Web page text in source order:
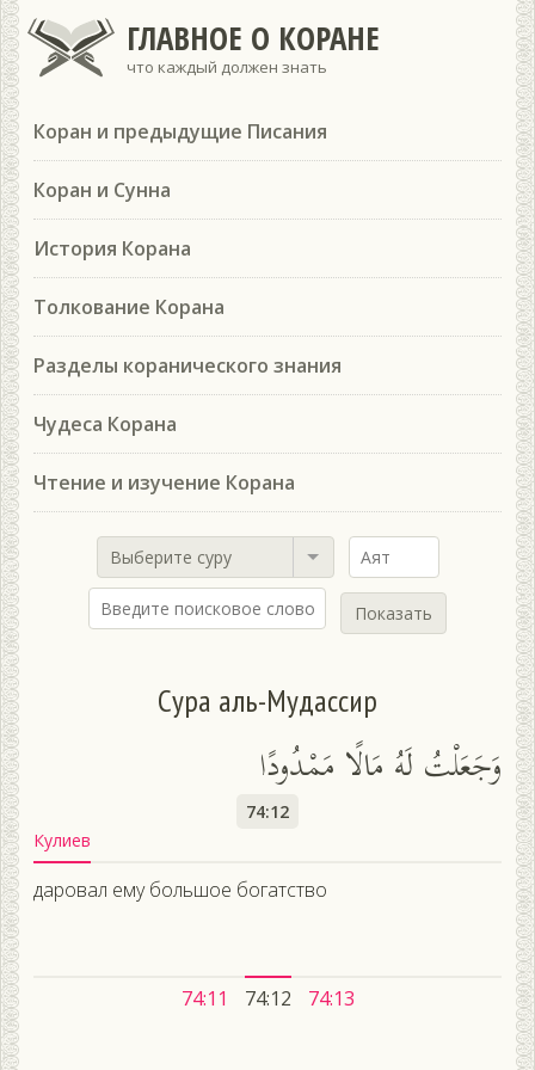
ГЛАВНОЕ О КОРАНЕ
что каждый должен знать
Коран и предыдущие Писания
Коран и Сунна
История Корана
Толкование Корана
Разделы коранического знания
Чудеса Корана
Чтение и изучение Корана
Выберите суру
Показать
Сура аль-Мудассир
وَجَعَلْتُ لَهُ مَالًا مَمْدُودًا
74:12
Кулиев
даровал ему большое богатство
74:11 74:12 74:13